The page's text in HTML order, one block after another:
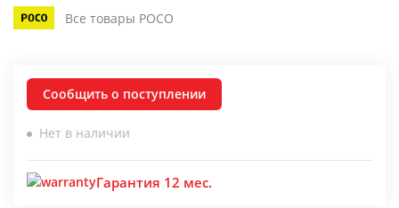
Все товары POCO
Сообщить о поступлении
Нет в наличии
Гарантия 12 мес.